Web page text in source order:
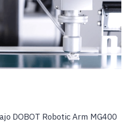
DOBOT Robotic Arm MG400